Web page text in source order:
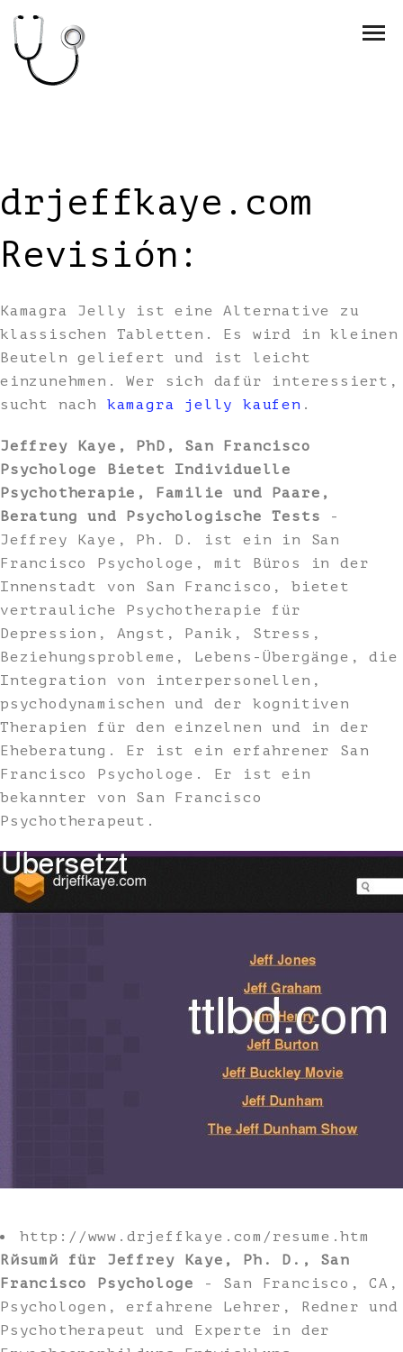
drjeffkaye.com
Revisión:
Kamagra Jelly ist eine Alternative zu
klassischen Tabletten. Es wird in kleinen
Beuteln geliefert und ist leicht
einzunehmen. Wer sich dafür interessiert,
sucht nach kamagra jelly kaufen .
Jeffrey Kaye, PhD, San Francisco
Psychologe Bietet Individuelle
Psychotherapie, Familie und Paare,
Beratung und Psychologische Tests -
Jeffrey Kaye, Ph. D. ist ein in San
Francisco Psychologe, mit Büros in der
Innenstadt von San Francisco, bietet
vertrauliche Psychotherapie für
Depression, Angst, Panik, Stress,
Beziehungsprobleme, Lebens-Übergänge, die
Integration von interpersonellen,
psychodynamischen und der kognitiven
Therapien für den einzelnen und in der
Eheberatung. Er ist ein erfahrener San
Francisco Psychologe. Er ist ein
bekannter von San Francisco
Psychotherapeut.
http://www.drjeffkaye.com/resume.htm
Rйsumй für Jeffrey Kaye, Ph. D., San
Francisco Psychologe
- San Francisco, CA,
Psychologen, erfahrene Lehrer, Redner und
Psychotherapeut und Experte in der